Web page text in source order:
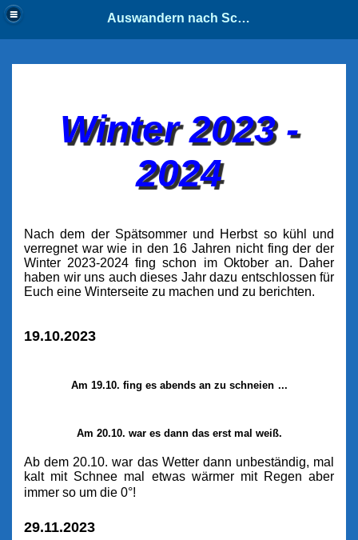
Auswandern nach Schweden
Winter 2023 -
2024
Nach dem der Spätsommer und Herbst so kühl und
verregnet war wie in den 16 Jahren nicht fing der der
Winter 2023-2024 fing schon im Oktober an. Daher
haben wir uns auch dieses Jahr dazu entschlossen für
Euch eine Winterseite zu machen und zu berichten.
19.10.2023
Am 19.10. fing es abends an zu schneien ...
Am 20.10. war es dann das erst mal weiß.
Ab dem 20.10. war das Wetter dann unbeständig, mal
kalt mit Schnee mal etwas wärmer mit Regen aber
immer so um die 0°!
29.11.2023